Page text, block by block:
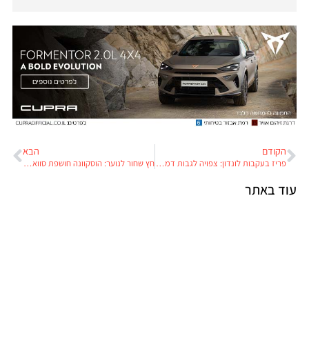
הקודם
פריז בעקבות לונדון: צפויה לגבות דמי חניה לאופנועים
הבא
חץ שחור לנוער: הוסקוונה חושפת סווארטפילן 125
עוד באתר